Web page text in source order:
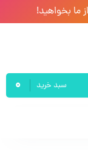
ما بخواهید!
سبد خرید 0